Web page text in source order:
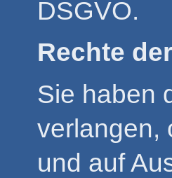
DSGVO.
Rechte
Sie haben
verlangen,
und auf